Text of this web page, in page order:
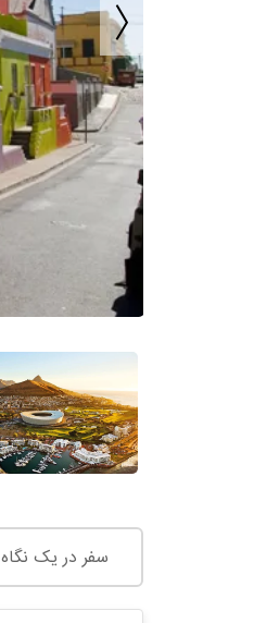
سفر در یک نگاه